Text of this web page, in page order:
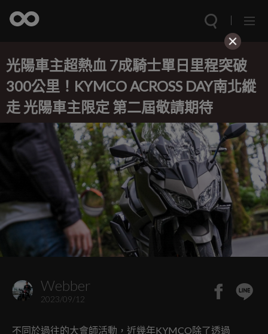
光陽車主超熱血 7成騎士單日里程突破
300公里！KYMCO ACROSS DAY南北縱
走 光陽車主限定 第二屆敬請期待
Webber
2023/09/12
不同於過往的大會師活動，近幾年KYMCO除了透過